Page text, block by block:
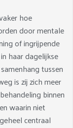
hoe
door mentale
of ingrijpende
haar dagelijkse
tussen
is zij zich meer
binnen
waarin niet
centraal